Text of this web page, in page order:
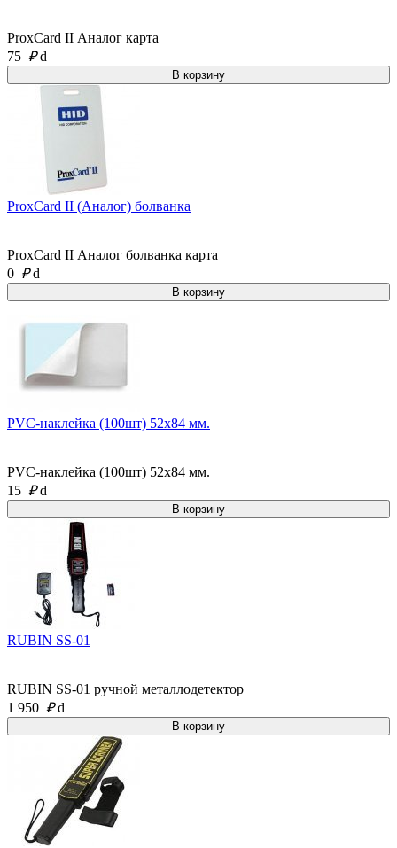
ProxCard II Аналог карта
75 ₽ d
ProxCard II (Аналог) болванка
ProxCard II Аналог болванка карта
0 ₽ d
PVC-наклейка (100шт) 52х84 мм.
PVC-наклейка (100шт) 52х84 мм.
15 ₽ d
RUBIN SS-01
RUBIN SS-01 ручной металлодетектор
1 950 ₽ d